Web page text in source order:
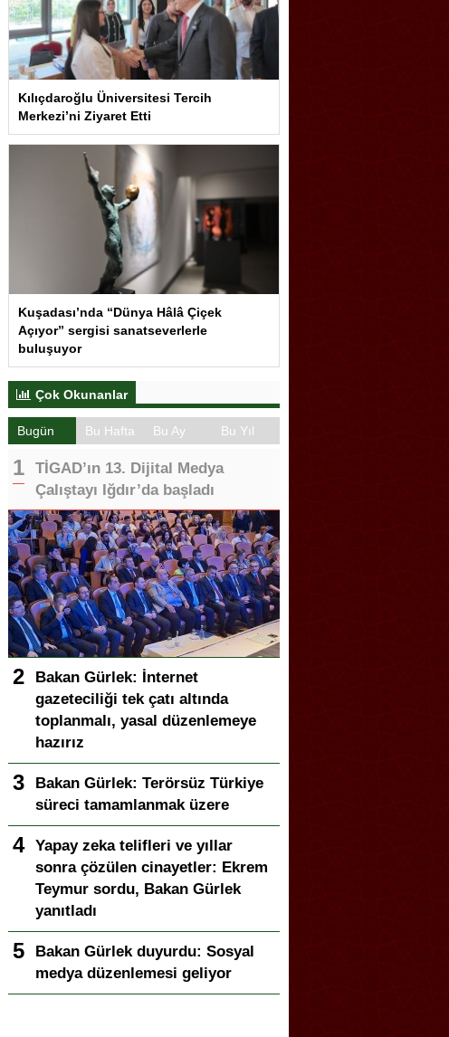
Kılıçdaroğlu Üniversitesi Tercih
Merkezi’ni Ziyaret Etti
Kuşadası’nda “Dünya Hâlâ Çiçek
Açıyor” sergisi sanatseverlerle
buluşuyor
Çok Okunanlar
Bugün Bu Hafta Bu Ay Bu Yıl
TİGAD’ın 13. Dijital Medya
Çalıştayı Iğdır’da başladı
Bakan Gürlek: İnternet
gazeteciliği tek çatı altında
toplanmalı, yasal düzenlemeye
hazırız
Bakan Gürlek: Terörsüz Türkiye
süreci tamamlanmak üzere
Yapay zeka telifleri ve yıllar
sonra çözülen cinayetler: Ekrem
Teymur sordu, Bakan Gürlek
yanıtladı
Bakan Gürlek duyurdu: Sosyal
medya düzenlemesi geliyor